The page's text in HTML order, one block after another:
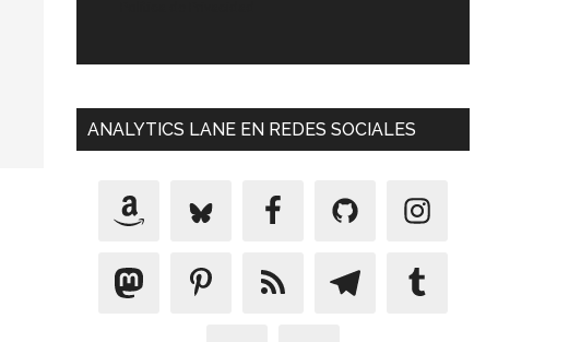
ANALYTICS LANE EN REDES SOCIALES